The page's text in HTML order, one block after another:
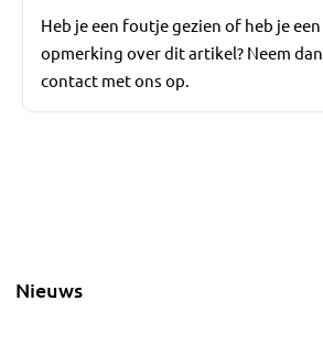
Heb je een foutje gezien of heb je een
opmerking over dit artikel? Neem dan
contact met ons op.
Nieuws